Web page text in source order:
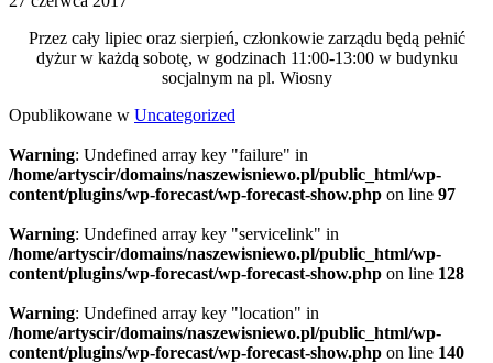
Przez cały lipiec oraz sierpień, członkowie zarządu będą pełnić
dyżur w każdą sobotę, w godzinach 11:00-13:00 w budynku
socjalnym na pl. Wiosny
Opublikowane w Uncategorized
Warning: Undefined array key "failure" in
/home/artyscir/domains/naszewisniewo.pl/public_html/wp-
content/plugins/wp-forecast/wp-forecast-show.php on line 97
Warning: Undefined array key "servicelink" in
/home/artyscir/domains/naszewisniewo.pl/public_html/wp-
content/plugins/wp-forecast/wp-forecast-show.php on line 128
Warning: Undefined array key "location" in
/home/artyscir/domains/naszewisniewo.pl/public_html/wp-
content/plugins/wp-forecast/wp-forecast-show.php on line 140